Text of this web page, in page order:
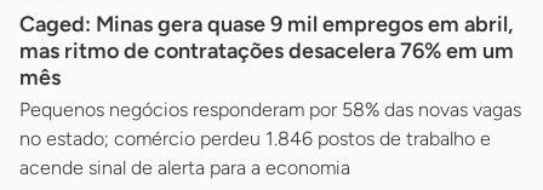
Caged: Minas gera quase 9 mil empregos em abril,
mas ritmo de contratações desacelera 76% em um
mês
Pequenos negócios responderam por 58% das novas vagas
no estado; comércio perdeu 1.846 postos de trabalho e
acende sinal de alerta para a economia